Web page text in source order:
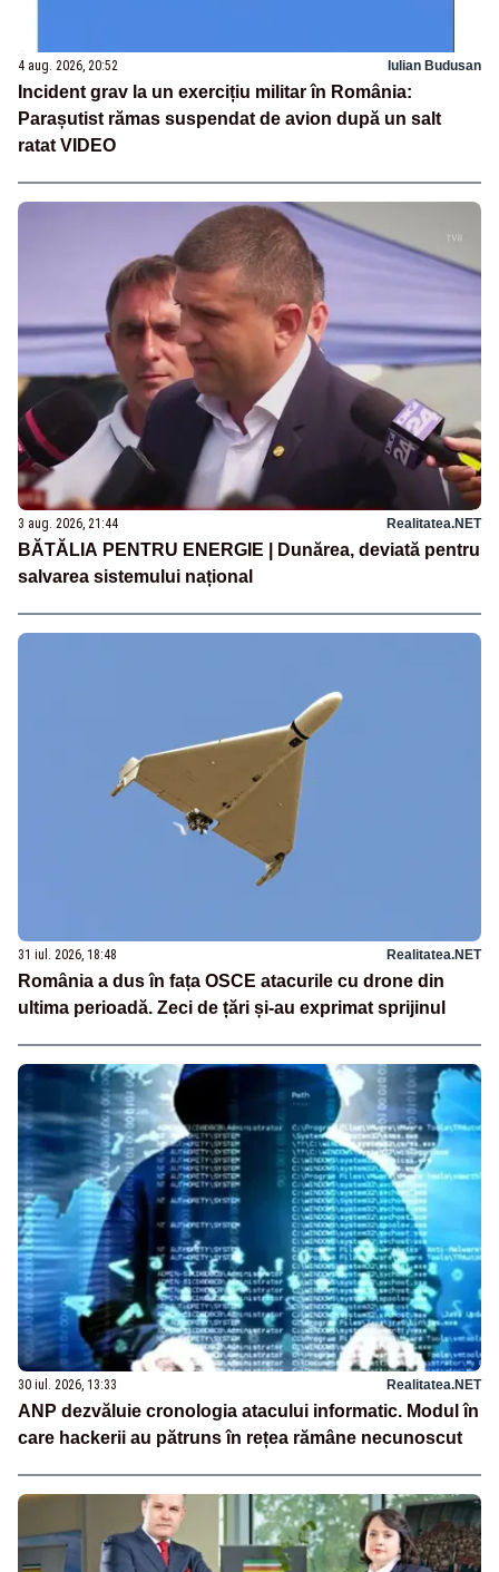
4 aug. 2026, 20:52 Iulian Budusan
Incident grav la un exercițiu militar în România:
Parașutist rămas suspendat de avion după un salt
ratat VIDEO
3 aug. 2026, 21:44 Realitatea.NET
BĂTĂLIA PENTRU ENERGIE | Dunărea, deviată pentru
salvarea sistemului național
31 iul. 2026, 18:48 Realitatea.NET
România a dus în fața OSCE atacurile cu drone din
ultima perioadă. Zeci de țări și-au exprimat sprijinul
30 iul. 2026, 13:33 Realitatea.NET
ANP dezvăluie cronologia atacului informatic. Modul în
care hackerii au pătruns în rețea rămâne necunoscut